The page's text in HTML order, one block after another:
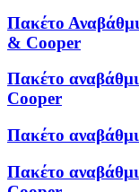
Πακέτο
& Cooper
Πακέτο
Cooper
Πακέτο
Πακέτο